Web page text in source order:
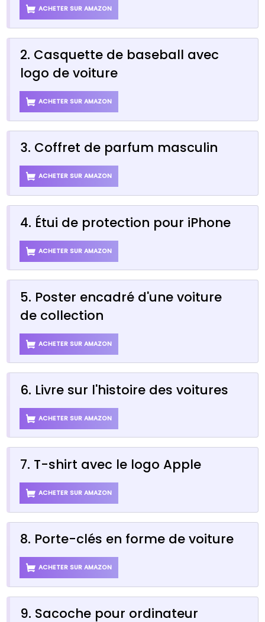
ACHETER SUR AMAZON
2. Casquette de baseball avec
logo de voiture
ACHETER SUR AMAZON
3. Coffret de parfum masculin
ACHETER SUR AMAZON
4. Étui de protection pour iPhone
ACHETER SUR AMAZON
5. Poster encadré d'une voiture
de collection
ACHETER SUR AMAZON
6. Livre sur l'histoire des voitures
ACHETER SUR AMAZON
7. T-shirt avec le logo Apple
ACHETER SUR AMAZON
8. Porte-clés en forme de voiture
ACHETER SUR AMAZON
9. Sacoche pour ordinateur